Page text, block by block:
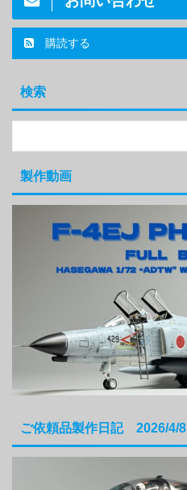
購読する
検索
製作動画
ご依頼品製作日記 2026/4/8